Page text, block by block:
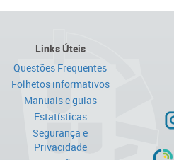
Links Úteis
Questões Frequentes
Folhetos informativos
Manuais e guias
Estatísticas
Segurança e
Privacidade